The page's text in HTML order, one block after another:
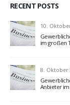
RECENT POSTS
10.
im großen
8. Oktober
Anbieter im